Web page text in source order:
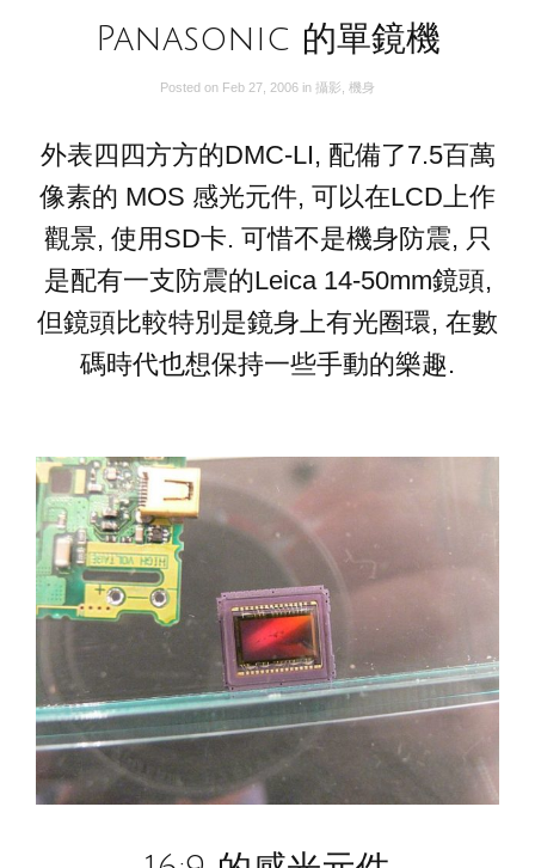
Panasonic 的單鏡機
Posted on Feb 27, 2006 in 攝影 機身
外表四四方方的DMC-LI, 配備了7.5百萬
像素的 MOS 感光元件, 可以在LCD上作
觀景, 使用SD卡. 可惜不是機身防震, 只
是配有一支防震的Leica 14-50mm鏡頭,
但鏡頭比較特別是鏡身上有光圈環, 在數
碼時代也想保持一些手動的樂趣.